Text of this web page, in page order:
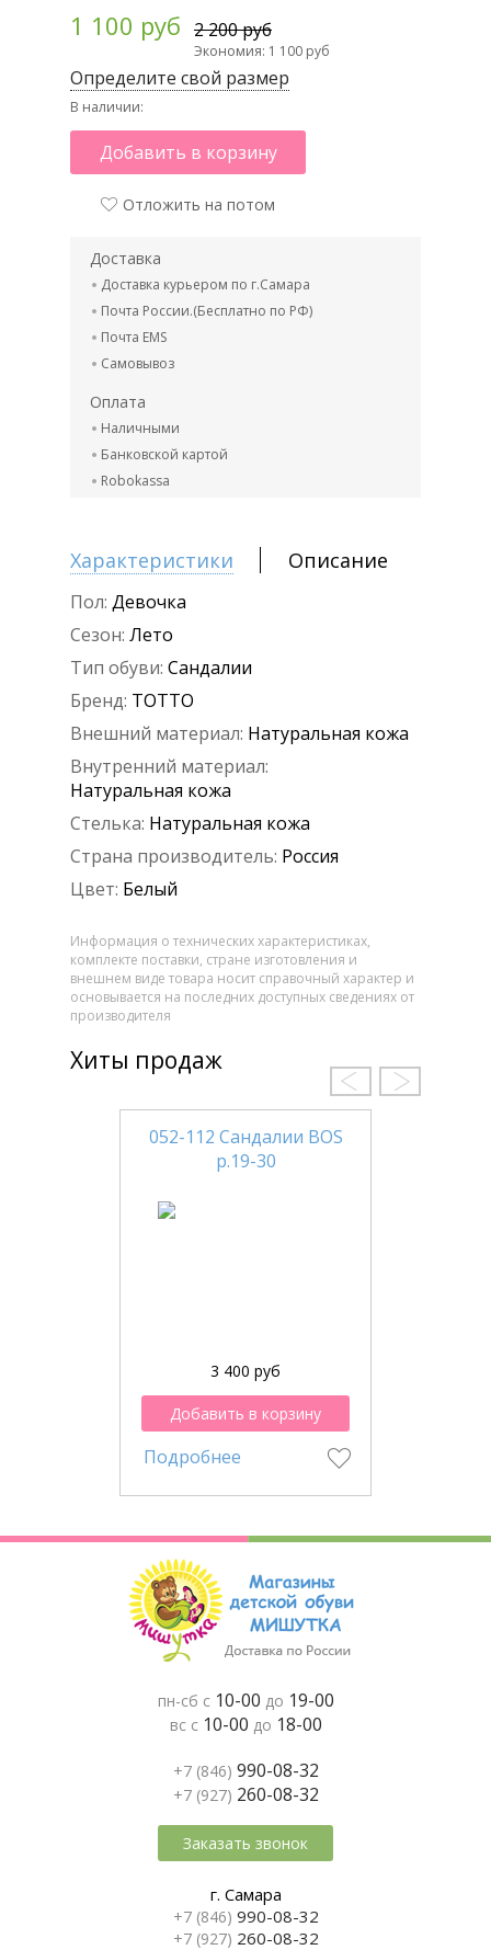
1 100 руб 2 200 руб
Экономия: 1 100 руб
Определите свой размер
В наличии:
Добавить в корзину
Отложить на потом
Доставка
Доставка курьером по г.Самара
Почта России.(Бесплатно по РФ)
Почта EMS
Самовывоз
Оплата
Наличными
Банковской картой
Robokassa
Характеристики Описание
Пол: Девочка
Сезон: Лето
Тип обуви: Сандалии
Бренд: ТОТТО
Внешний материал: Натуральная кожа
Внутренний материал:
Натуральная кожа
Стелька: Натуральная кожа
Страна производитель: Россия
Цвет: Белый
Информация о технических характеристиках,
комплекте поставки, стране изготовления и
внешнем виде товара носит справочный характер и
основывается на последних доступных сведениях от
производителя
Хиты продаж
052-112 Сандалии BOS
р.19-30
3 400 руб
Добавить в корзину
Подробнее
пн-сб с 10-00 до 19-00
вс с 10-00 до 18-00
+7 (846) 990-08-32
+7 (927) 260-08-32
Заказать звонок
г. Самара
+7 (846) 990-08-32
+7 (927) 260-08-32